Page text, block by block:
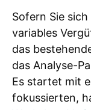
Sofern Sie
variables
das
das Analyse-
Es startet mit
fokussierten,